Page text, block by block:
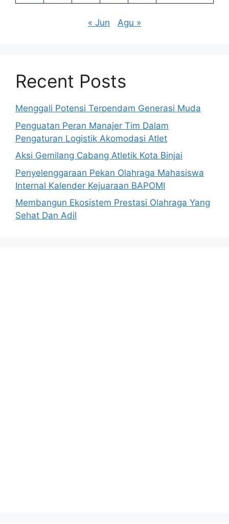
« Jun Agu »
Recent Posts
Menggali Potensi Terpendam Generasi Muda
Penguatan Peran Manajer Tim Dalam
Pengaturan Logistik Akomodasi Atlet
Aksi Gemilang Cabang Atletik Kota Binjai
Penyelenggaraan Pekan Olahraga Mahasiswa
Internal Kalender Kejuaraan BAPOMI
Membangun Ekosistem Prestasi Olahraga Yang
Sehat Dan Adil